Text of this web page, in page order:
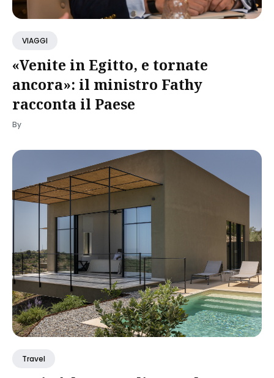
VIAGGI
«Venite in Egitto, e tornate
ancora»: il ministro Fathy
racconta il Paese
By
Travel